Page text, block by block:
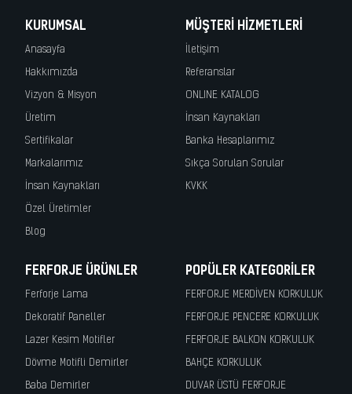
KURUMSAL
Anasayfa
Hakkımızda
Vizyon & Misyon
Üretim
Sertifikalar
Markalarımız
İnsan Kaynakları
Özel Üretimler
Blog
MÜŞTERI HIZMETLERI
İletişim
Referanslar
ONLINE KATALOG
İnsan Kaynakları
Banka Hesaplarımız
Sıkça Sorulan Sorular
KVKK
FERFORJE ÜRÜNLER
Ferforje Lama
Dekoratif Paneller
Lazer Kesim Motifler
Dövme Motifli Demirler
Baba Demirler
POPÜLER KATEGORILER
FERFORJE MERDİVEN KORKULUK
FERFORJE PENCERE KORKULUK
FERFORJE BALKON KORKULUK
BAHÇE KORKULUK
DUVAR ÜSTÜ FERFORJE